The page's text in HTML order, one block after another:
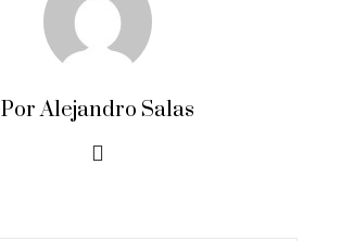
Por Alejandro Salas